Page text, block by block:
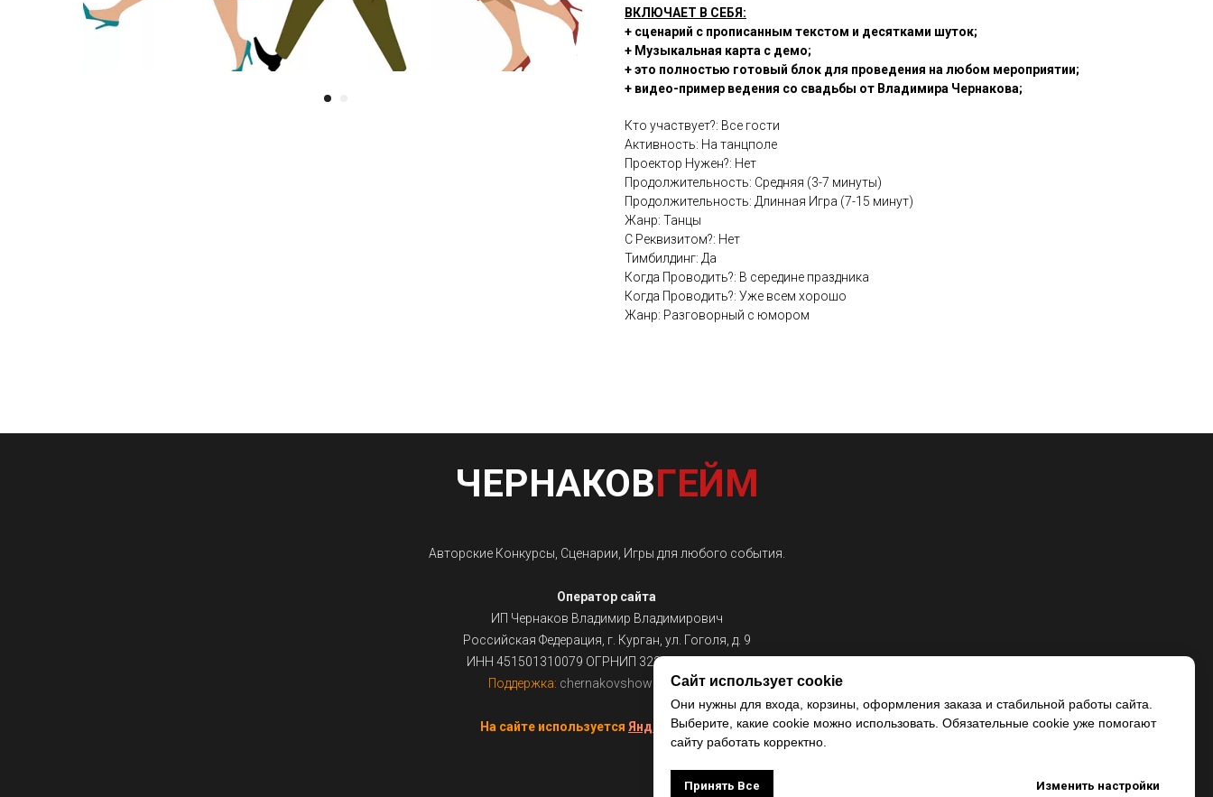
ВКЛЮЧАЕТ В СЕБЯ:
+ сценарий с прописанным текстом и десятками шуток;
+ Музыкальная карта с демо;
+ это полностью готовый блок для проведения на любом мероприятии;
+ видео-пример ведения со свадьбы от Владимира Чернакова;
Кто участвует?: Все гости
Активность: На танцполе
Проектор Нужен?: Нет
Продолжительность: Средняя (3-7 минуты)
Продолжительность: Длинная Игра (7-15 минут)
Жанр: Танцы
С Реквизитом?: Нет
Тимбилдинг: Да
Когда Проводить?: В середине праздника
Когда Проводить?: Уже всем хорошо
Жанр: Разговорный с юмором
Сайт использует cookie
Они нужны для входа, корзины, оформления заказа и стабильной работы сайта.
Выберите, какие cookie можно использовать. Обязательные cookie уже помогают
сайту работать корректно.
Принять Все Изменить настройки
ЧЕРНАКОВГЕЙМ
Авторские Конкурсы, Сценарии, Игры для любого события.
Оператор сайта
ИП Чернаков Владимир Владимирович
Российская Федерация, г. Курган, ул. Гоголя, д. 9
ИНН 451501310079 ОГРНИП 322450000014851
Поддержка: chernakovshow@gmail.com
На сайте используется Яндекс.Метрика